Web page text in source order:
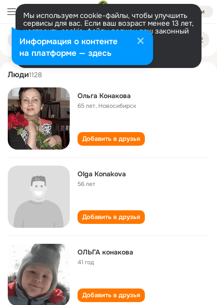
Войти
Мы используем cookie-файлы, чтобы улучшить
сервисы для вас. Если ваш возраст менее 13 лет,
настроить cookie-файлы должен ваш законный
представитель. Больше информации
Разрешить все Настроить
Поиск
людям
olga konakova
Люди1128
Ольга Конакова
65 лет, Новосибирск
Добавить в друзья
Olga Konakova
56 лет
Добавить в друзья
ОЛЬГА конакова
41 год
Добавить в друзья
Информация о контенте
на платформе — здесь